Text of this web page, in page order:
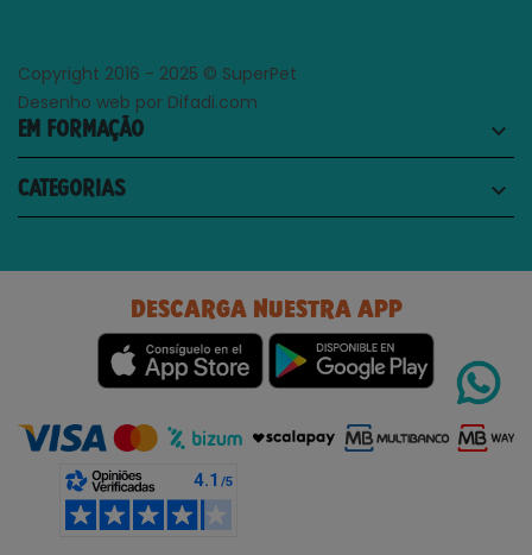
Copyright 2016 - 2025 © SuperPet
Desenho web por Difadi.com
EM FORMAÇÃO keyboard_arrow_down
CATEGORIAS keyboard_arrow_down
DESCARGA NUESTRA APP